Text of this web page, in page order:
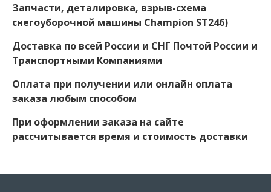
Запчасти, деталировка, взрыв-схема
снегоуборочной машины Champion ST246)
Доставка по всей России и СНГ Почтой России и
Транспортными Компаниями
Оплата при получении или онлайн оплата
заказа любым способом
При оформлении заказа на сайте
рассчитывается время и стоимость доставки